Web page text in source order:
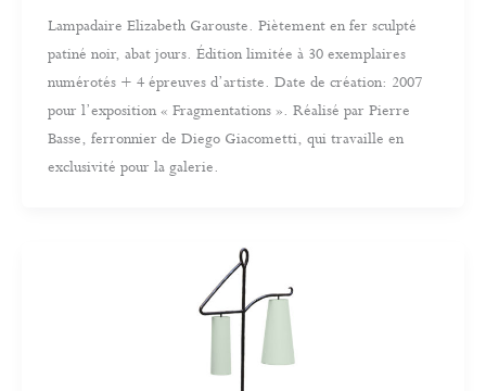
Lampadaire Elizabeth Garouste. Piètement en fer sculpté
patiné noir, abat jours. Édition limitée à 30 exemplaires
numérotés + 4 épreuves d’artiste. Date de création: 2007
pour l’exposition « Fragmentations ». Réalisé par Pierre
Basse, ferronnier de Diego Giacometti, qui travaille en
exclusivité pour la galerie.